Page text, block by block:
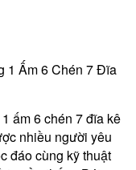
1 Ấm 6 Chén 7 Đĩa
ấm 6 chén 7 đĩa kê
nhiều người yêu
đáo cùng kỹ thuật